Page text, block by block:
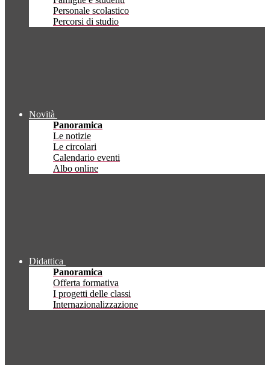
Personale scolastico
Percorsi di studio
Novità
Panoramica
Le notizie
Le circolari
Calendario eventi
Albo online
Didattica
Panoramica
Offerta formativa
I progetti delle classi
Internazionalizzazione